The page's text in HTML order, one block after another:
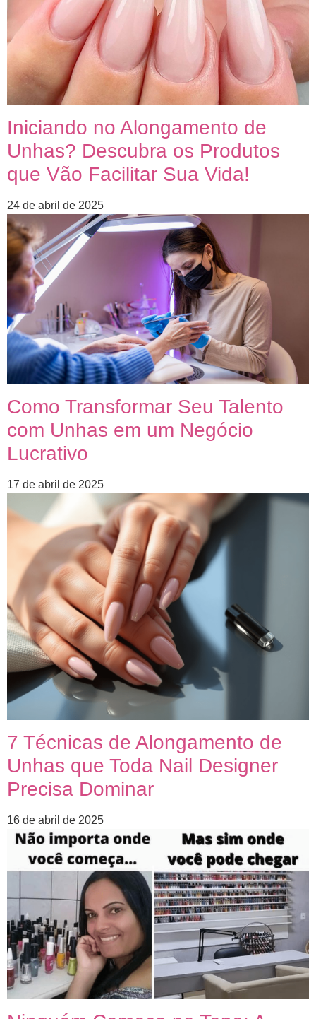
Iniciando no Alongamento de
Unhas? Descubra os Produtos
que Vão Facilitar Sua Vida!
24 de abril de 2025
Como Transformar Seu Talento
com Unhas em um Negócio
Lucrativo
17 de abril de 2025
7 Técnicas de Alongamento de
Unhas que Toda Nail Designer
Precisa Dominar
16 de abril de 2025